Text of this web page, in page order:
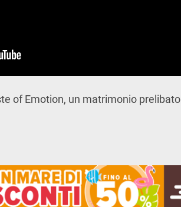
of Emotion, un matrimonio prelibato